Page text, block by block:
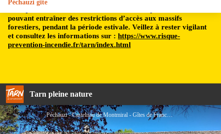
pouvant entraîner des restrictions d’accès aux massifs
forestiers, pendant la période estivale. Veillez à rester vigilant
et consultez les informations sur : https://www.risque-
prevention-incendie.fr/tarn/index.html
Tarn pleine nature
Péchauzi gîte
Péchauzi - Castelnau de Montmiral - Gîtes de France Sud - gîte - Gîtes de France